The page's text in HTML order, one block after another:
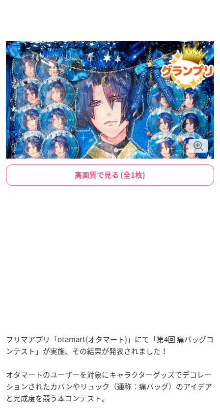
高画質で見る (全1枚)
フリマアプリ「otamart(オタマート)」にて「第4回 痛バッグコ
ンテスト」が実施、その結果が発表されました！
オタマートのユーザーを対象にキャラクターグッズでデコレー
ションされたカバンやリュック（通称：痛バッグ）のアイデア
と完成度を競う本コンテスト。